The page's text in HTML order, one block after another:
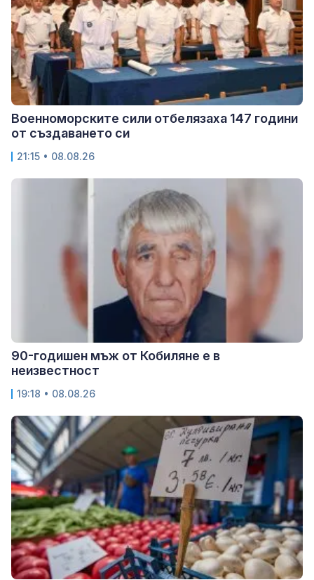
Военноморските сили отбелязаха 147 години
от създаването си
21:15 • 08.08.26
90-годишен мъж от Кобиляне е в
неизвестност
19:18 • 08.08.26